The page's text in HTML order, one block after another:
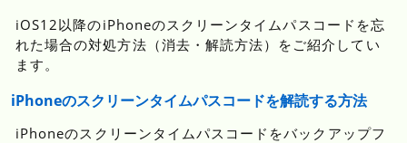
iOS12以降のiPhoneのスクリーンタイムパスコードを忘
れた場合の対処方法（消去・解読方法）をご紹介してい
ます。
iPhoneのスクリーンタイムパスコードを解読する方法
iPhoneのスクリーンタイムパスコードをバックアップフ